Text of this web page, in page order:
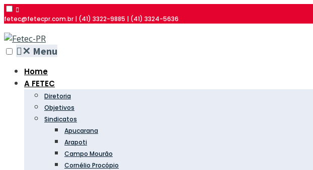
fetec@fetecpr.com.br | (41) 3322-9885 | (41) 3324-5636
✕ Menu
Home
A FETEC
Diretoria
Objetivos
Sindicatos
Apucarana
Arapoti
Campo Mourão
Cornélio Procópio